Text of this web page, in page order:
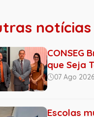
CONSEG
que Seja
07 Ago
Escolas